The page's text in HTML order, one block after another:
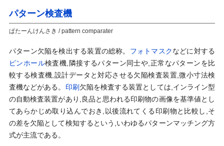
パターン検査機
ぱたーんけんさき / pattern comparater
パターン欠陥を検出する装置の総称。 フォトマスクなどに対する
ピンホール検査機,隣接するパターン同士や,正常なパターンを比
較する検査機,設計データと対応させる欠陥検査装置,微小寸法検
査機などがある。 印刷 欠陥を検査する装置としては,インライン型
の自動検査装置があり,良品と思われる印刷物の画像を基準値とし
てあらかじめ取り込んでおき,以後流れてくる印刷物と比較し,そ
の差を欠陥として検知するという,いわゆるパターンマッチング方
式が主流である。